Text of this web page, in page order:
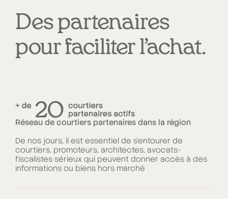
Des partenaires
pour faciliter l’achat.
Réseau de courtiers partenaires dans la région
De nos jours, il est essentiel de s'entourer de
courtiers, promoteurs, architectes, avocats-
fiscalistes sérieux qui peuvent donner accès à des
informations ou biens hors marché